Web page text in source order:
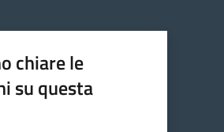
chiare le
su questa